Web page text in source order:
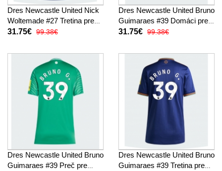
Dres Newcastle United Nick
Woltemade #27 Tretina pre
Ženy 2025-26 Krátky Rukáv
31.75€ 99.38€
Dres Newcastle United Bruno
Guimaraes #39 Domáci pre
Ženy 2025-26 Krátky Rukáv
31.75€ 99.38€
Dres Newcastle United Bruno
Guimaraes #39 Preč pre
Dres Newcastle United Bruno
Guimaraes #39 Tretina pre